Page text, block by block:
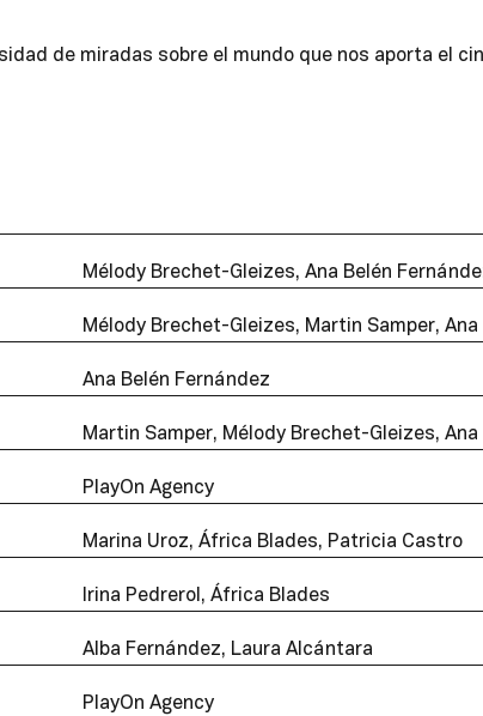
de miradas sobre el mundo que nos aporta el
Mélody Brechet-Gleizes, Ana Belén
Mélody Brechet-Gleizes, Martin Samper, Ana
Ana Belén Fernández
Martin Samper, Mélody Brechet-Gleizes,
PlayOn Agency
Marina Uroz, África Blades, Patricia Castro
Irina Pedrerol, África Blades
Alba Fernández, Laura Alcántara
PlayOn Agency